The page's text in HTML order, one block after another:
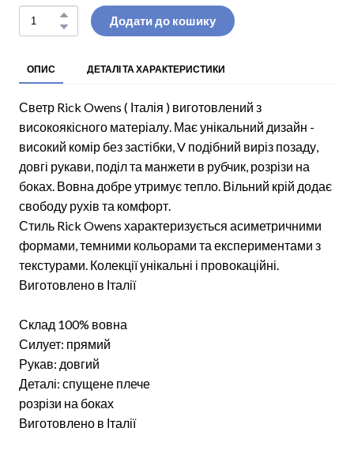
Додати до кошику
ОПИС ДЕТАЛІ ТА ХАРАКТЕРИСТИКИ
Светр Rick Owens ( Італія ) виготовлений з
високоякісного матеріалу. Має унікальний дизайн -
високий комір без застібки, V подібний виріз позаду,
довгі рукави, поділ та манжети в рубчик, розрізи на
боках. Вовна добре утримує тепло. Вільний крій додає
свободу рухів та комфорт.
Стиль Rick Owens характеризується асиметричними
формами, темними кольорами та експериментами з
текстурами. Колекції унікальні і провокаційні.
Виготовлено в Італії
Склад 100% вовна
Силует: прямий
Рукав: довгий
Деталі: спущене плече
розрізи на боках
Виготовлено в Італії